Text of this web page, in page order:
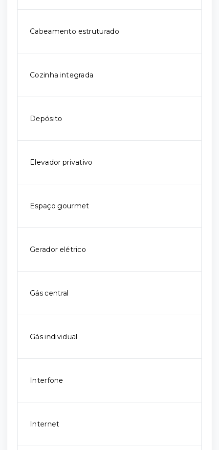
Cabeamento estruturado
Cozinha integrada
Depósito
Elevador privativo
Espaço gourmet
Gerador elétrico
Gás central
Gás individual
Interfone
Internet